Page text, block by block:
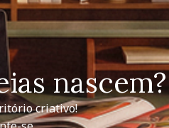
nascem?
criativo!